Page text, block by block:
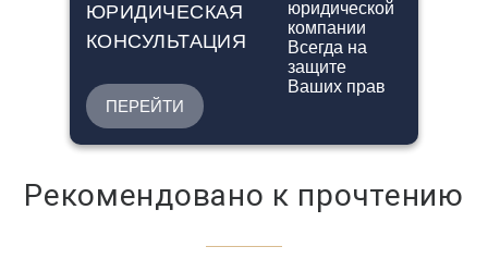
ЮРИДИЧЕСКАЯ
КОНСУЛЬТАЦИЯ
ПЕРЕЙТИ
Рекомендовано к прочтению